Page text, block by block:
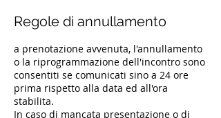
Regole di annullamento
a prenotazione avvenuta, l'annullamento
o la riprogrammazione dell'incontro sono
consentiti se comunicati sino a 24 ore
prima rispetto alla data ed all'ora
stabilita.
In caso di mancata presentazione o di